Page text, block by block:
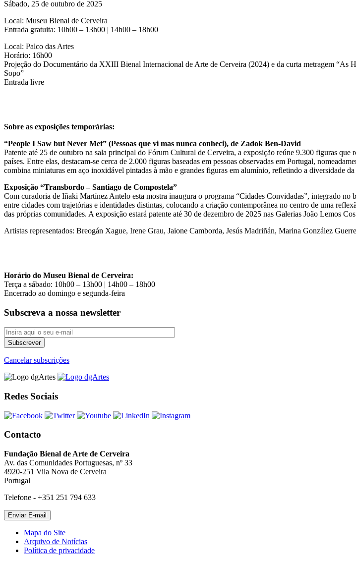
Sábado, 25 de outubro de 2025
Local: Museu Bienal de Cerveira
Entrada gratuita: 10h00 – 13h00 | 14h00 – 18h00
Local: Palco das Artes
Horário: 16h00
Projeção do Documentário da XXIII Bienal Internacional de Arte de Cerveira (2024) e da curta metragem “As
Sopo”
Entrada livre
Sobre as exposições temporárias:
“People I Saw but Never Met” (Pessoas que vi mas nunca conheci), de Zadok Ben-David
Patente até 25 de outubro na sala principal do Fórum Cultural de Cerveira, a exposição reúne 9.300 figuras
países. Entre elas, destacam-se cerca de 2.000 figuras baseadas em pessoas observadas em Portugal,
combina miniaturas em aço inoxidável pintadas à mão e grandes figuras em alumínio, refletindo a diversidade
Exposição “Transbordo – Santiago de Compostela”
Com curadoria de Iñaki Martínez Antelo esta mostra inaugura o programa “Cidades Convidadas”, integrado
entre cidades com trajetórias e identidades distintas, colocando a criação contemporânea no centro de uma
das próprias comunidades. A exposição estará patente até 30 de dezembro de 2025 nas Galerias João Lemos
Artistas representados: Breogán Xague, Irene Grau, Jaione Camborda, Jesús Madriñán, Marina González
Horário do Museu Bienal de Cerveira:
Terça a sábado: 10h00 – 13h00 | 14h00 – 18h00
Encerrado ao domingo e segunda-feira
Subscreva a nossa newsletter
Cancelar subscrições
Redes Sociais
Contacto
Fundação Bienal de Arte de Cerveira
Av. das Comunidades Portuguesas, nº 33
4920-251 Vila Nova de Cerveira
Portugal
Telefone - +351 251 794 633
Mapa do Site
Arquivo de Notícias
Política de privacidade